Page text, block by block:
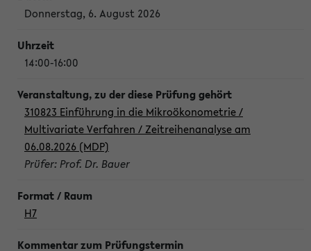
Donnerstag, 6. August 2026
14:00-16:00
310823 Einführung in die Mikroökonometrie /
Multivariate Verfahren / Zeitreihenanalyse am
06.08.2026 (MDP)
Prüfer: Prof. Dr. Bauer
H7